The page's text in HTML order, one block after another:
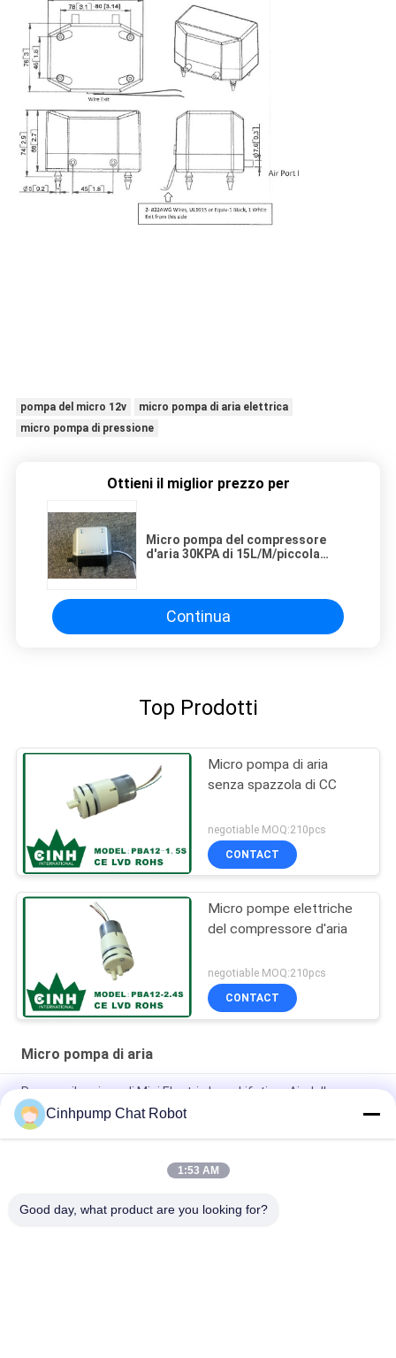
pompa del micro 12v
micro pompa di aria elettrica
micro pompa di pressione
Ottieni il miglior prezzo per
Micro pompa del compressore
d'aria 30KPA di 15L/M/piccola
Continua
Top Prodotti
Micro pompa di aria
senza spazzola di CC
negotiable MOQ:210pcs
CONTACT
Micro pompe elettriche
del compressore d'aria
negotiable MOQ:210pcs
CONTACT
Micro pompa di aria
Pompa silenziosa di Mini Electric Long Lifetime Air della
pompa di aria di Cinhpump micro
Pompa di aria di CC dell'acquario 12V micro non danneggiare
Cinhpump Chat Robot
1:53 AM
Good day, what product are you looking for?